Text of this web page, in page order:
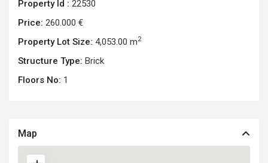
Property Id : 22530
Price: 260.000 €
Property Lot Size: 4,053.00 m2
Structure Type: Brick
Floors No: 1
Map